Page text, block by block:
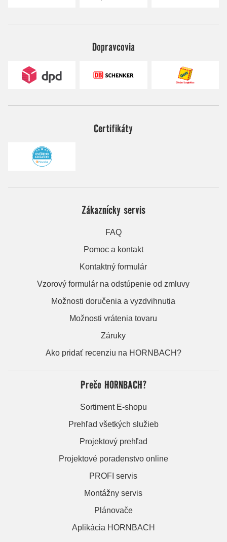
Dopravcovia
Certifikáty
Zákaznícky servis
FAQ
Pomoc a kontakt
Kontaktný formulár
Vzorový formulár na odstúpenie od zmluvy
Možnosti doručenia a vyzdvihnutia
Možnosti vrátenia tovaru
Záruky
Ako pridať recenziu na HORNBACH?
Prečo HORNBACH?
Sortiment E-shopu
Prehľad všetkých služieb
Projektový prehľad
Projektové poradenstvo online
PROFI servis
Montážny servis
Plánovače
Aplikácia HORNBACH